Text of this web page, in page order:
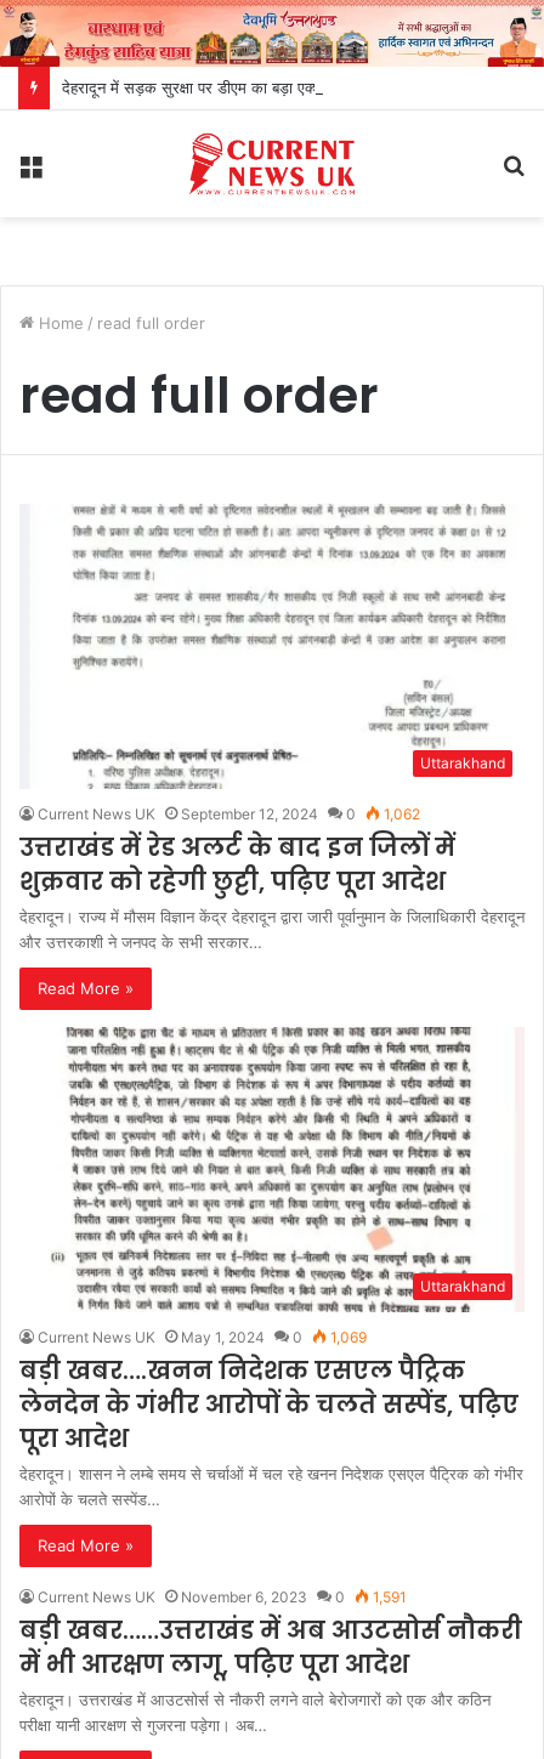
Home / read full order
read full order
Uttarakhand
Current News UK September 12, 2024 0 1,062
उत्तराखंड में रेड अलर्ट के बाद इन जिलों में
शुक्रवार को रहेगी छुट्टी, पढ़िए पूरा आदेश
देहरादून। राज्य में मौसम विज्ञान केंद्र देहरादून द्वारा जारी पूर्वानुमान के जिलाधिकारी देहरादून
और उत्तरकाशी ने जनपद के सभी सरकार…
Read More »
Uttarakhand
Current News UK May 1, 2024 0 1,069
बड़ी खबर….खनन निदेशक एसएल पैट्रिक
लेनदेन के गंभीर आरोपों के चलते सस्पेंड, पढ़िए
पूरा आदेश
देहरादून। शासन ने लम्बे समय से चर्चाओं में चल रहे खनन निदेशक एसएल पैट्रिक को गंभीर
आरोपों के चलते सस्पेंड…
Read More »
Current News UK November 6, 2023 0 1,591
बड़ी खबर……उत्तराखंड में अब आउटसोर्स नौकरी
में भी आरक्षण लागू, पढ़िए पूरा आदेश
देहरादून। उत्तराखंड में आउटसोर्स से नौकरी लगने वाले बेरोजगारों को एक और कठिन
परीक्षा यानी आरक्षण से गुजरना पड़ेगा। अब…